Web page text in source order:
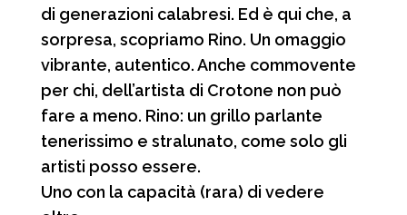
di generazioni calabresi. Ed è qui che, a
sorpresa, scopriamo Rino. Un omaggio
vibrante, autentico. Anche commovente
per chi, dell’artista di Crotone non può
fare a meno. Rino: un grillo parlante
tenerissimo e stralunato, come solo gli
artisti posso essere.
Uno con la capacità (rara) di vedere